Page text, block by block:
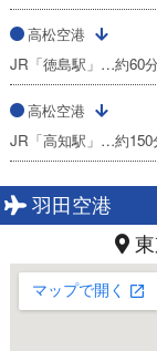
高松空港
JR「徳島駅」…約60分
高松空港
JR「高知駅」…約150
羽田空港